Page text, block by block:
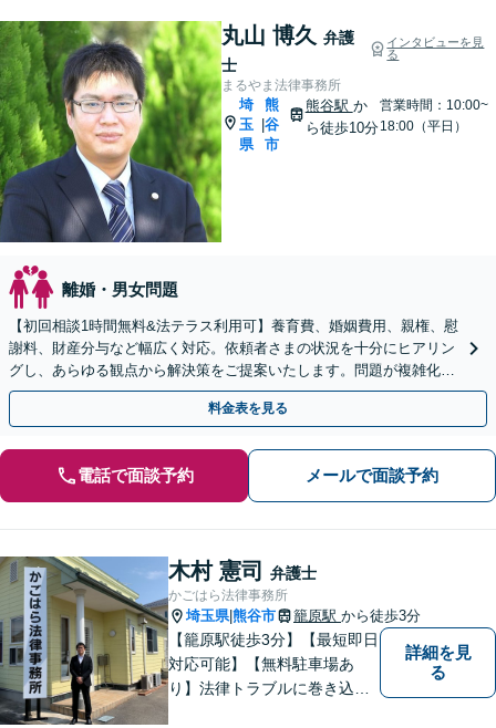
丸山 博久 弁護
士
インタビューを見
る
まるやま法律事務所
埼
玉
県
|
熊
谷
市
熊谷駅 か
ら徒歩10分
営業時間：10:00~
18:00（平日）
離婚・男女問題
【初回相談1時間無料&法テラス利用可】養育費、婚姻費用、親権、慰
謝料、財産分与など幅広く対応。依頼者さまの状況を十分にヒアリン
グし、あらゆる観点から解決策をご提案いたします。問題が複雑化す
る前にご相談ください【熊谷駅徒歩10分】
料金表を見る
電話で面談予約 メールで面談予約
木村 憲司 弁護士
かごはら法律事務所
埼玉県|熊谷市 籠原駅 から徒歩3分
【籠原駅徒歩3分】【最短即日
対応可能】【無料駐車場あ
り】法律トラブルに巻き込ま
詳細を見
る